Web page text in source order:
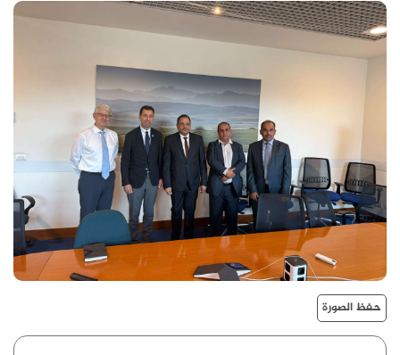
حفظ الصورة